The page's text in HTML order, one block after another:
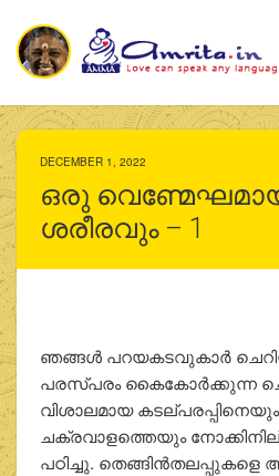
DECEMBER 1, 2022
ഒരു
ശരീരവും – 1
ഞങ്ങള്‍ പറയകടവുകാര്‍
പരസ്പരം കൈകോര്‍ക്കുന്ന
വിശാലമായ
ചക്രവാളത്തെയും
പഠിച്ചു.